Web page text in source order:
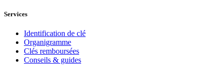
Services
Identification de clé
Organigramme
Clés remboursées
Conseils & guides